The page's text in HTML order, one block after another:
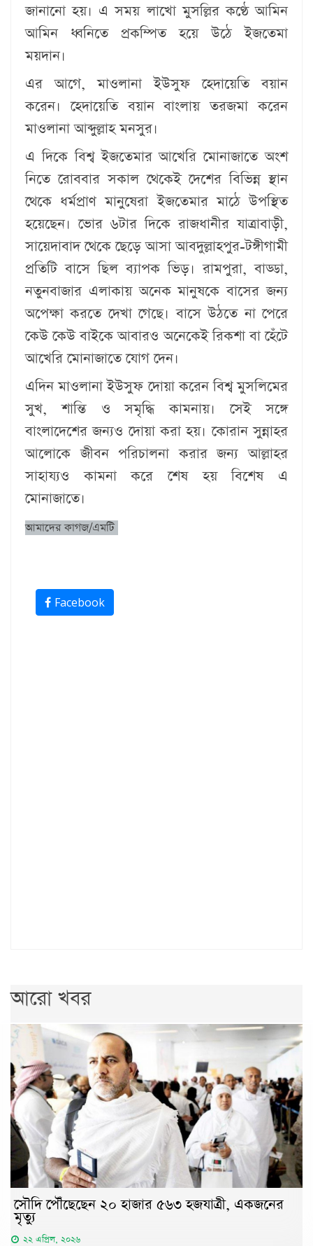
জানানো হয়। এ সময় লাখো মুসল্লির কণ্ঠে আমিন
আমিন ধ্বনিতে প্রকম্পিত হয়ে উঠে ইজতেমা
ময়দান।
এর আগে, মাওলানা ইউসুফ হেদায়েতি বয়ান
করেন। হেদায়েতি বয়ান বাংলায় তরজমা করেন
মাওলানা আব্দুল্লাহ মনসুর।
এ দিকে বিশ্ব ইজতেমার আখেরি মোনাজাতে অংশ
নিতে রোববার সকাল থেকেই দেশের বিভিন্ন স্থান
থেকে ধর্মপ্রাণ মানুষেরা ইজতেমার মাঠে উপস্থিত
হয়েছেন। ভোর ৬টার দিকে রাজধানীর যাত্রাবাড়ী,
সায়েদাবাদ থেকে ছেড়ে আসা আবদুল্লাহপুর-টঙ্গীগামী
প্রতিটি বাসে ছিল ব্যাপক ভিড়। রামপুরা, বাড্ডা,
নতুনবাজার এলাকায় অনেক মানুষকে বাসের জন্য
অপেক্ষা করতে দেখা গেছে। বাসে উঠতে না পেরে
কেউ কেউ বাইকে আবারও অনেকেই রিকশা বা হেঁটে
আখেরি মোনাজাতে যোগ দেন।
এদিন মাওলানা ইউসুফ দোয়া করেন বিশ্ব মুসলিমের
সুখ, শান্তি ও সমৃদ্ধি কামনায়। সেই সঙ্গে
বাংলাদেশের জন্যও দোয়া করা হয়। কোরান সুন্নাহর
আলোকে জীবন পরিচালনা করার জন্য আল্লাহর
সাহায্যও কামনা করে শেষ হয় বিশেষ এ
মোনাজাতে।
আমাদের কাগজ/এমটি
Facebook
আরো খবর
সৌদি পৌঁছেছেন ২০ হাজার ৫৬৩ হজযাত্রী, একজনের
মৃত্যু
২২ এপ্রিল, ২০২৬